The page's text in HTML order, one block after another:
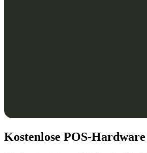
Kostenlose POS-Hardware